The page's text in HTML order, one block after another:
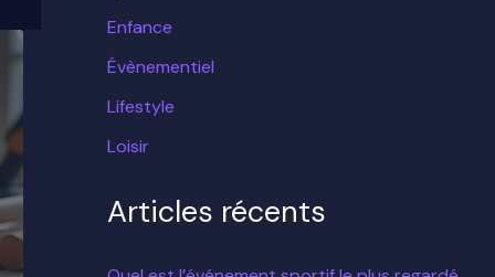
Enfance
Évènementiel
Lifestyle
Loisir
Articles récents